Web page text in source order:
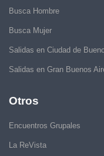
Busca Hombre
Busca Mujer
Salidas en Ciudad de
Salidas en Gran Buenos
Otros
Encuentros Grupales
La ReVista